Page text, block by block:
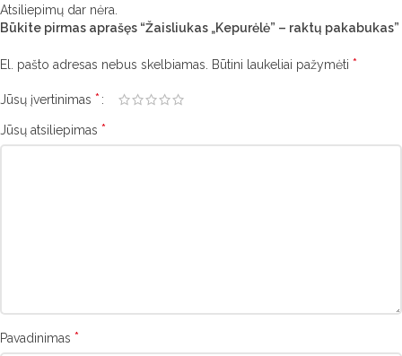
Atsiliepimų dar nėra.
Būkite pirmas aprašęs “Žaisliukas „Kepurėlė” – raktų pakabukas”
El. pašto adresas nebus skelbiamas. Būtini laukeliai pažymėti *
Jūsų įvertinimas *
Jūsų atsiliepimas *
Pavadinimas *